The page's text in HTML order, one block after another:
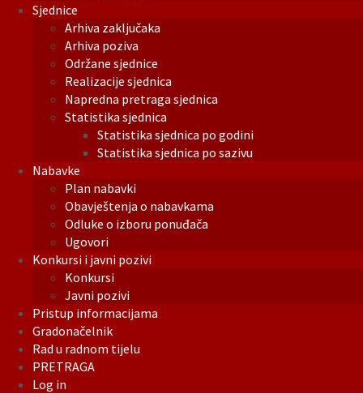
Sjednice
Arhiva zaključaka
Arhiva poziva
Održane sjednice
Realizacije sjednica
Napredna pretraga sjednica
Statistika sjednica
Statistika sjednica po godini
Statistika sjednica po sazivu
Nabavke
Plan nabavki
Obavještenja o nabavkama
Odluke o izboru ponuđača
Ugovori
Konkursi i javni pozivi
Konkursi
Javni pozivi
Pristup informacijama
Gradonačelnik
Rad u radnom tijelu
PRETRAGA
Log in